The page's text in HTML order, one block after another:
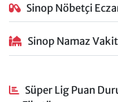
Sinop Nöbetçi
Sinop Namaz
Süper Lig Puan